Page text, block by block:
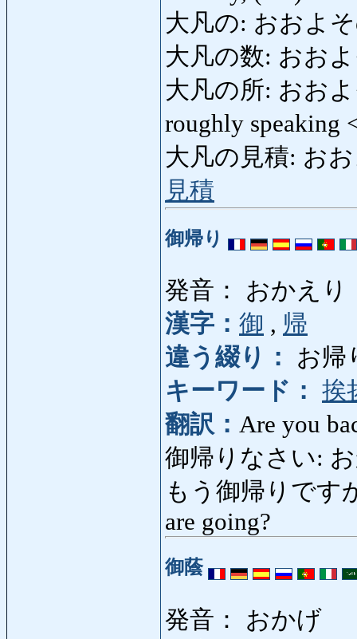
大凡の: おおよ
大凡の数: おお
大凡の所: おお
roughly speaking
大凡の見積: お
見積
御帰り
発音： おかえり
漢字： 御 , 帰
違う綴り：
お帰
キーワード： 挨
翻訳： Are you
御帰りなさい:
もう御帰りです
are going?
御蔭
発音： おかげ